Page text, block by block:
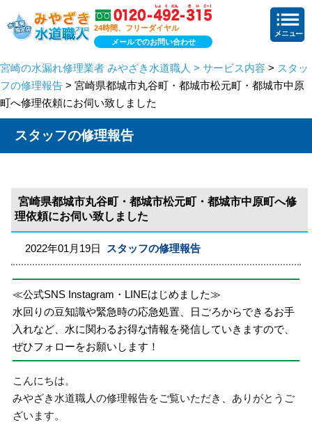
24時間、フリーダイヤル
メールでのお問い合わせ
宮崎の水漏れ修理業者 みやざき水道職人 > サービス内容 > スタッ
フの修理報告 > 宮崎県都城市丸谷町・都城市松元町・都城市中原
町へ修理依頼にお伺い致しました
スタッフの修理報告
宮崎県都城市丸谷町・都城市松元町・都城市中原町へ修
理依頼にお伺い致しました
2022年01月19日 スタッフの修理報告
≪公式SNS Instagram・LINEはじめました≫
水回りの豆知識や緊急時の応急処置、日ごろからできるお手
入れなど、水に関わるお得な情報を発信していきますので、
ぜひフォローをお願いします！
こんにちは。
みやざき水道職人の修理報告をご覧いただき、ありがとうご
ざいます。